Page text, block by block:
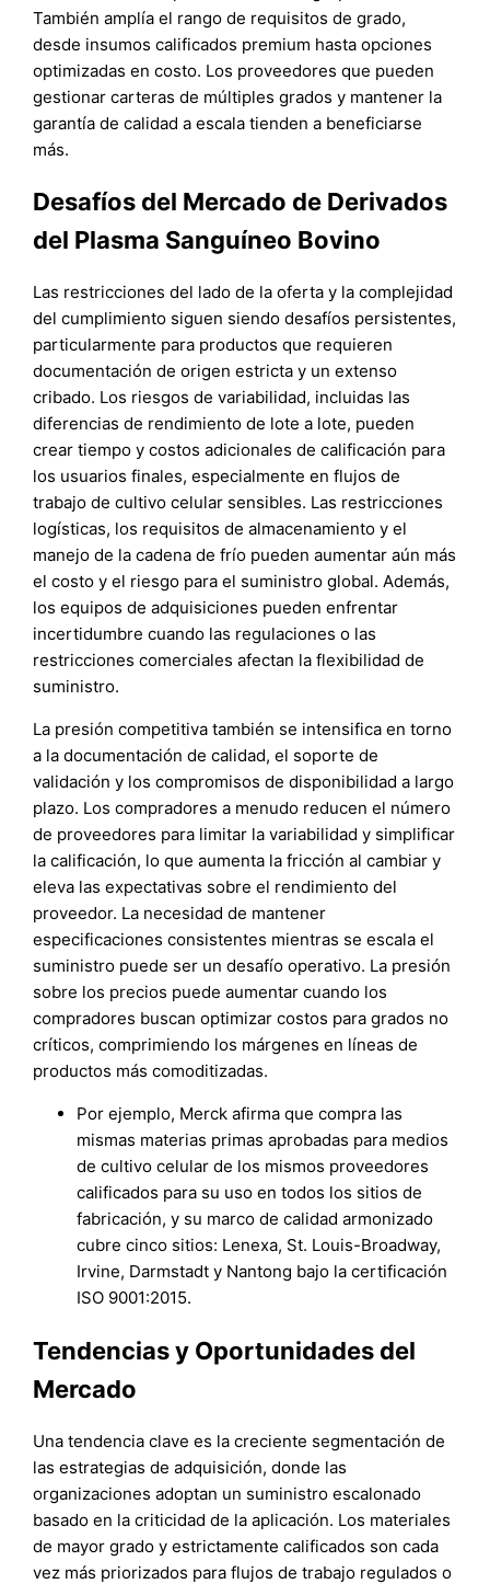
También amplía el rango de requisitos de grado,
desde insumos calificados premium hasta opciones
optimizadas en costo. Los proveedores que pueden
gestionar carteras de múltiples grados y mantener la
garantía de calidad a escala tienden a beneficiarse
más.
Desafíos del Mercado de Derivados
del Plasma Sanguíneo Bovino
Las restricciones del lado de la oferta y la complejidad
del cumplimiento siguen siendo desafíos persistentes,
particularmente para productos que requieren
documentación de origen estricta y un extenso
cribado. Los riesgos de variabilidad, incluidas las
diferencias de rendimiento de lote a lote, pueden
crear tiempo y costos adicionales de calificación para
los usuarios finales, especialmente en flujos de
trabajo de cultivo celular sensibles. Las restricciones
logísticas, los requisitos de almacenamiento y el
manejo de la cadena de frío pueden aumentar aún más
el costo y el riesgo para el suministro global. Además,
los equipos de adquisiciones pueden enfrentar
incertidumbre cuando las regulaciones o las
restricciones comerciales afectan la flexibilidad de
suministro.
La presión competitiva también se intensifica en torno
a la documentación de calidad, el soporte de
validación y los compromisos de disponibilidad a largo
plazo. Los compradores a menudo reducen el número
de proveedores para limitar la variabilidad y simplificar
la calificación, lo que aumenta la fricción al cambiar y
eleva las expectativas sobre el rendimiento del
proveedor. La necesidad de mantener
especificaciones consistentes mientras se escala el
suministro puede ser un desafío operativo. La presión
sobre los precios puede aumentar cuando los
compradores buscan optimizar costos para grados no
críticos, comprimiendo los márgenes en líneas de
productos más comoditizadas.
Por ejemplo, Merck afirma que compra las
mismas materias primas aprobadas para medios
de cultivo celular de los mismos proveedores
calificados para su uso en todos los sitios de
fabricación, y su marco de calidad armonizado
cubre cinco sitios: Lenexa, St. Louis-Broadway,
Irvine, Darmstadt y Nantong bajo la certificación
ISO 9001:2015.
Tendencias y Oportunidades del
Mercado
Una tendencia clave es la creciente segmentación de
las estrategias de adquisición, donde las
organizaciones adoptan un suministro escalonado
basado en la criticidad de la aplicación. Los materiales
de mayor grado y estrictamente calificados son cada
vez más priorizados para flujos de trabajo regulados o